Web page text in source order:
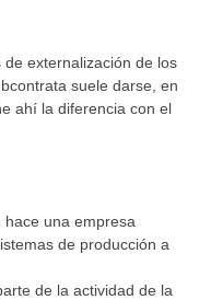
externalización de los
suele darse, en
ahí la diferencia con el
hace una empresa
de producción a
de la actividad de la